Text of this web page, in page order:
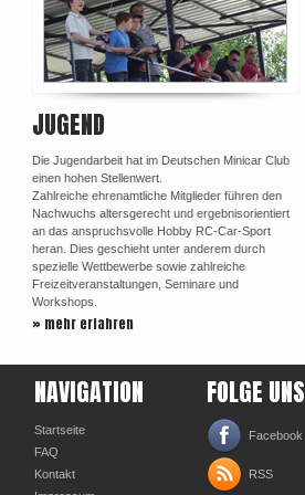
JUGEND
Die Jugendarbeit hat im Deutschen Minicar Club
einen hohen Stellenwert.
Zahlreiche ehrenamtliche Mitglieder führen den
Nachwuchs altersgerecht und ergebnisorientiert
an das anspruchsvolle Hobby RC-Car-Sport
heran. Dies geschieht unter anderem durch
spezielle Wettbewerbe sowie zahlreiche
Freizeitveranstaltungen, Seminare und
Workshops.
» mehr erfahren
NAVIGATION
Startseite
FAQ
Kontakt
FOLGE UNS
Facebook
RSS